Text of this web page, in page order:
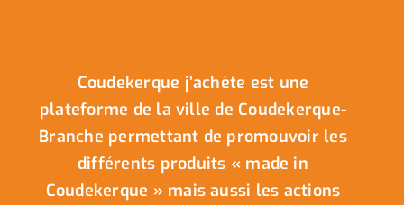
Coudekerque j’achète est une
plateforme de la ville de Coudekerque-
Branche permettant de promouvoir les
différents produits « made in
Coudekerque » mais aussi les actions